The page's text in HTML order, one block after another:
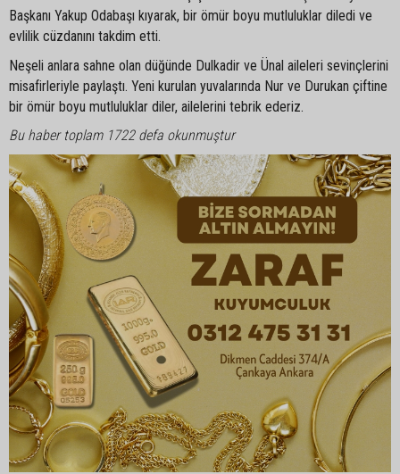
Başkanı Yakup Odabaşı kıyarak, bir ömür boyu mutluluklar diledi ve
evlilik cüzdanını takdim etti.
Neşeli anlara sahne olan düğünde Dulkadir ve Ünal aileleri sevinçlerini
misafirleriyle paylaştı. Yeni kurulan yuvalarında Nur ve Durukan çiftine
bir ömür boyu mutluluklar diler, ailelerini tebrik ederiz.
Bu haber toplam 1722 defa okunmuştur